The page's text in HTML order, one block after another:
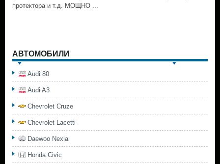
протектора и т.д. МОЩНО ...
АВТОМОБИЛИ
Audi 80
Audi A3
Chevrolet Cruze
Chevrolet Lacetti
Daewoo Nexia
Honda Civic